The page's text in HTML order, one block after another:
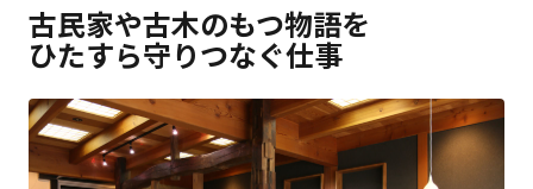
古民家や古木のもつ物語を
ひたすら守りつなぐ仕事